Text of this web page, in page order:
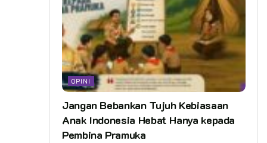
OPINI
Jangan Bebankan Tujuh Kebiasaan
Anak Indonesia Hebat Hanya kepada
Pembina Pramuka